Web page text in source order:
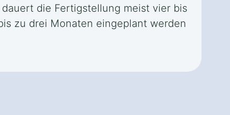
die Fertigstellung meist vier bis
zu drei Monaten eingeplant werden